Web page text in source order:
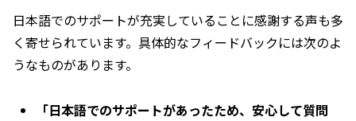
日本語でのサポートが充実していることに感謝する声も多
く寄せられています。具体的なフィードバックには次のよ
うなものがあります。
「日本語でのサポートがあったため、安心して質問